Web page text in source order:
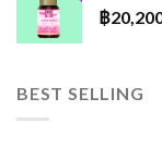
฿
BEST SELLING